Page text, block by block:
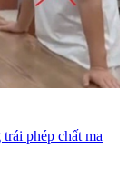
phép chất ma